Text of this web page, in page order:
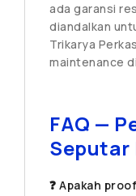
ada garansi
diandalkan
Trikarya
maintenance
FAQ —
Seputar
❓ Apakah